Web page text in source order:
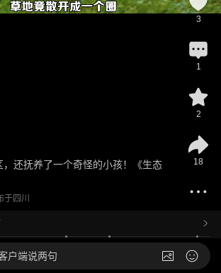
还抚养了一个奇怪的小孩！《生态
于四川
3
1
2
18
户端说两句